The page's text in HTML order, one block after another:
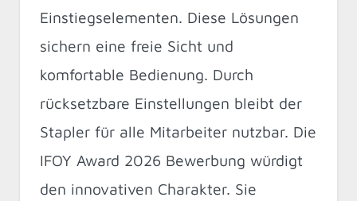
Einstiegselementen. Diese Lösungen
sichern eine freie Sicht und
komfortable Bedienung. Durch
rücksetzbare Einstellungen bleibt der
Stapler für alle Mitarbeiter nutzbar. Die
IFOY Award 2026 Bewerbung würdigt
den innovativen Charakter. Sie